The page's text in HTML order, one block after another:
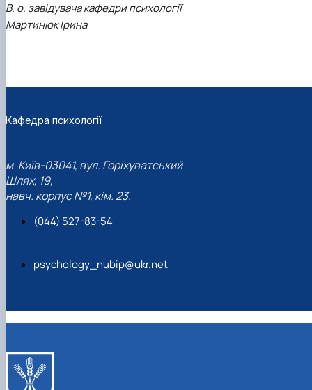
В. о. завідувача кафедри психології
Мартинюк Ірина
Кафедра психології
м. Київ-03041, вул. Горіхуватський
Шлях, 19,
навч. корпус №1, кім. 23.
(044) 527-83-54
psychology_nubip@ukr.net